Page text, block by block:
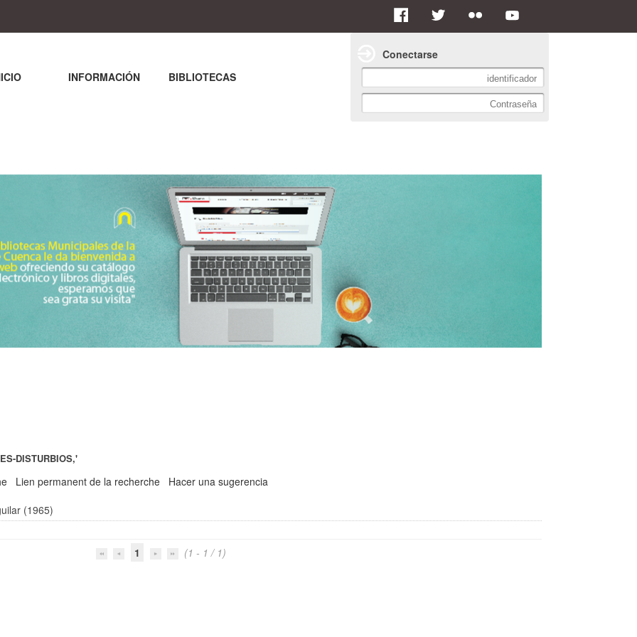
DISTURBIOS,'
Lien permanent de la recherche
Hacer una sugerencia
(1965)
1 (1 - 1 / 1)
INFORMACIÓN BIBLIOTECAS
Conectarse